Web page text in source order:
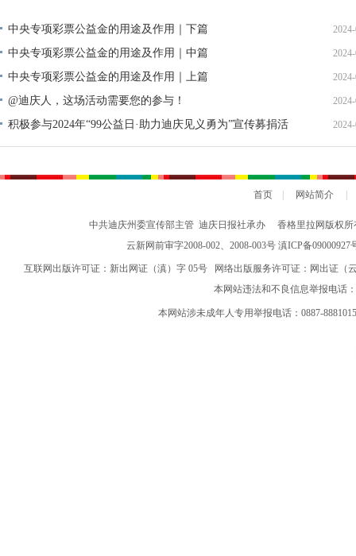
中央专项彩票公益金的用途及作用｜下篇
中央专项彩票公益金的用途及作用｜中篇
中央专项彩票公益金的用途及作用｜上篇
@迪庆人，这场活动需要您的参与！
积极参与2024年“99公益日·助力迪庆见义勇为”宣传募捐活
动倡议书